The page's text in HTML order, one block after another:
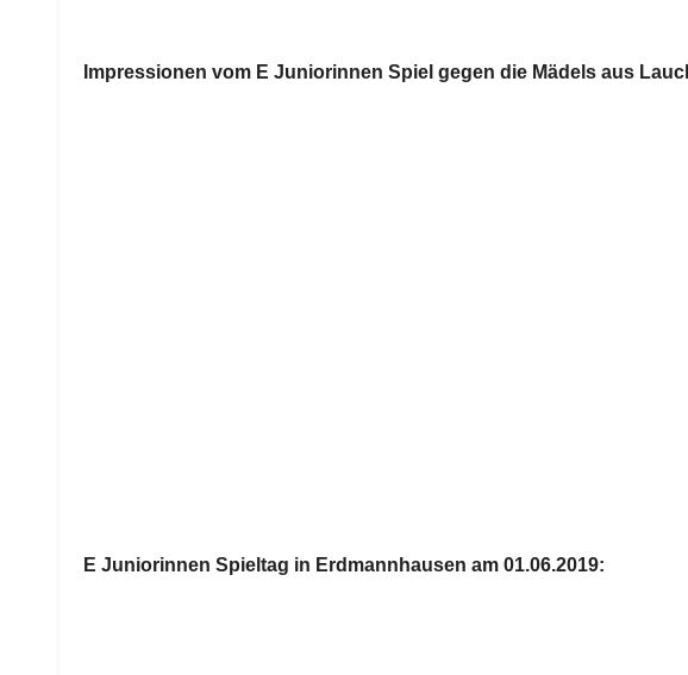
Impressionen vom E Juniorinnen Spiel gegen die Mädels aus
E Juniorinnen Spieltag in Erdmannhausen am 01.06.2019: